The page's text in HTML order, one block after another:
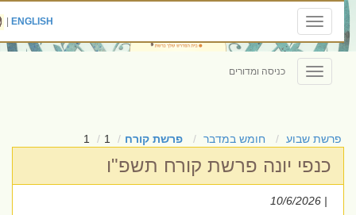
Toggle
navigation
ENGLISH
|
Toggle
navigation
כניסה ומדורים
פרשת שבוע חומש במדבר פרשת קורח 1
1
כנפי יונה פרשת קורח תשפ"ו